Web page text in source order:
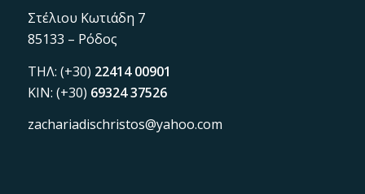
Στέλιου Κωτιάδη 7
85133 – Ρόδος
ΤΗΛ: (+30) 22414 00901
KIN: (+30) 69324 37526
zachariadischristos@yahoo.com